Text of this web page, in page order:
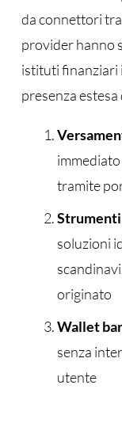
da connettori
provider hanno
istituti finanziari
presenza
tramite
Strumenti
soluzioni
originato
Wallet
senza
utente